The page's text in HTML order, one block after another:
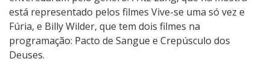
l
e
está representado pelos filmes Vive-se uma só vez e
Fúria, e Billy Wilder, que tem dois filmes na
programação: Pacto de Sangue e Crepúsculo dos
Deuses.